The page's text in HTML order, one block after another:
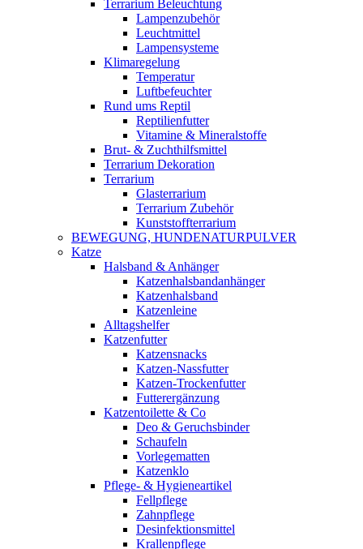
Terrarium Beleuchtung
Lampenzubehör
Leuchtmittel
Lampensysteme
Klimaregelung
Temperatur
Luftbefeuchter
Rund ums Reptil
Reptilienfutter
Vitamine & Mineralstoffe
Brut- & Zuchthilfsmittel
Terrarium Dekoration
Terrarium
Glasterrarium
Terrarium Zubehör
Kunststoffterrarium
BEWEGUNG, HUNDENATURPULVER
Katze
Halsband & Anhänger
Katzenhalsbandanhänger
Katzenhalsband
Katzenleine
Alltagshelfer
Katzenfutter
Katzensnacks
Katzen-Nassfutter
Katzen-Trockenfutter
Futterergänzung
Katzentoilette & Co
Deo & Geruchsbinder
Schaufeln
Vorlegematten
Katzenklo
Pflege- & Hygieneartikel
Fellpflege
Zahnpflege
Desinfektionsmittel
Krallenpflege